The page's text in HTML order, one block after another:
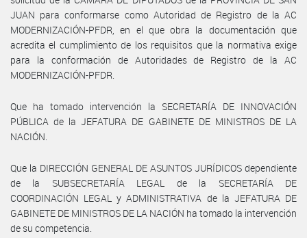
JUAN para conformarse como Autoridad de Registro de la AC
MODERNIZACIÓN-PFDR, en el que obra la documentación que
acredita el cumplimiento de los requisitos que la normativa exige
para la conformación de Autoridades de Registro de la AC
MODERNIZACIÓN-PFDR.
Que ha tomado intervención la SECRETARÍA DE INNOVACIÓN
PÚBLICA de la JEFATURA DE GABINETE DE MINISTROS DE LA
NACIÓN.
Que la DIRECCIÓN GENERAL DE ASUNTOS JURÍDICOS dependiente
de la SUBSECRETARÍA LEGAL de la SECRETARÍA DE
COORDINACIÓN LEGAL y ADMINISTRATIVA de la JEFATURA DE
GABINETE DE MINISTROS DE LA NACIÓN ha tomado la intervención
de su competencia.